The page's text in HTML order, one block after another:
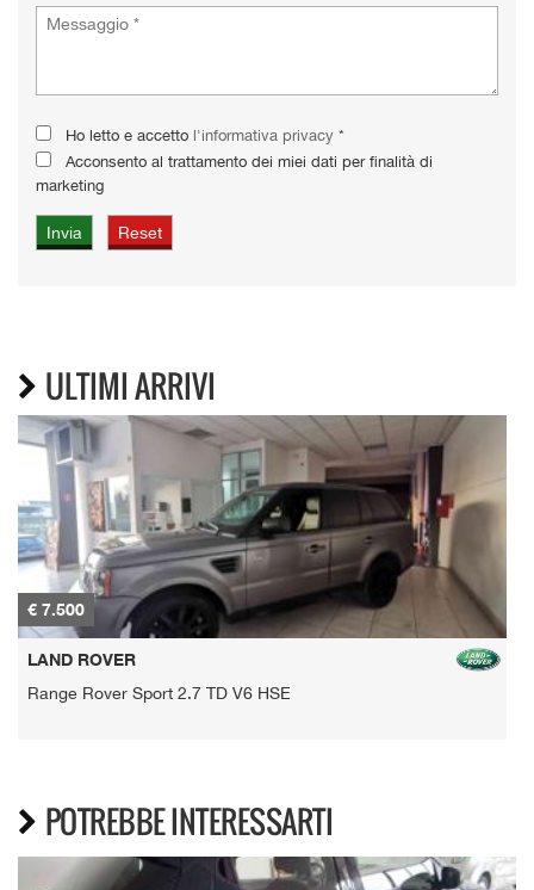
Ho letto e accetto l'informativa privacy *
Acconsento al trattamento dei miei dati per finalità di
marketing
ULTIMI ARRIVI
€ 7.500
LAND ROVER
Range Rover Sport 2.7 TD V6 HSE
POTREBBE INTERESSARTI